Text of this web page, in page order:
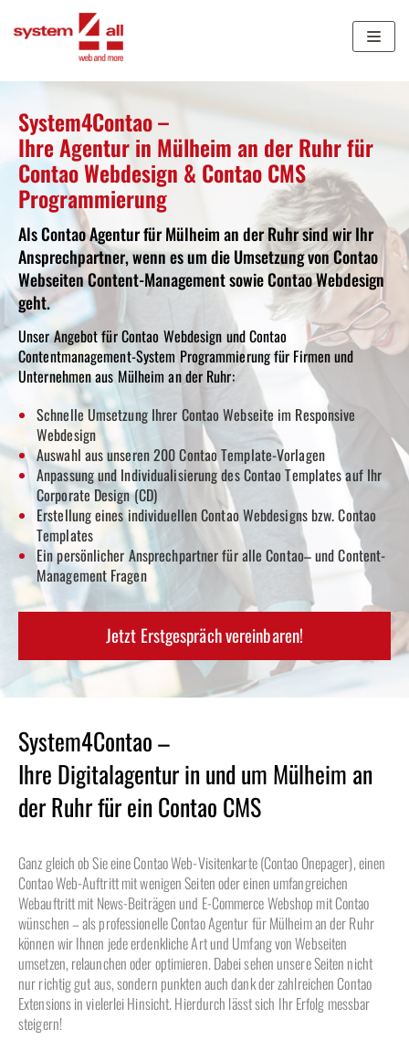
springen
System4Contao –
Ihre Agentur in Mülheim an der Ruhr für
Contao Webdesign & Contao CMS
Programmierung
Als Contao Agentur für Mülheim an der Ruhr sind wir Ihr
Ansprechpartner, wenn es um die Umsetzung von Contao
Webseiten Content-Management sowie Contao Webdesign
geht.
Unser Angebot für Contao Webdesign und Contao
Contentmanagement-System Programmierung für Firmen und
Unternehmen aus Mülheim an der Ruhr:
Schnelle Umsetzung Ihrer Contao Webseite im Responsive
Webdesign
Auswahl aus unseren 200 ContaoTemplate-Vorlagen
Anpassung und Individualisierung des Contao Templates auf Ihr
Corporate Design (CD)
Erstellung eines individuellen ContaoWebdesigns bzw. Contao
Templates
Ein persönlicher Ansprechpartner für alle Contao– und Content-
Management Fragen
Jetzt Erstgespräch vereinbaren!
System4Contao –
Ihre Digitalagentur in und um Mülheim an
der Ruhr für ein Contao CMS
Ganz gleich ob Sie eine Contao Web-Visitenkarte (Contao Onepager), einen
Contao Web-Auftritt mit wenigen Seiten oder einen umfangreichen
Webauftritt mit News-Beiträgen und E-Commerce Webshop mit Contao
wünschen – als professionelle Contao Agentur für Mülheim an der Ruhr
können wir Ihnen jede erdenkliche Art und Umfang von Webseiten
umsetzen, relaunchen oder optimieren. Dabei sehen unsere Seiten nicht
nur richtig gut aus, sondern punkten auch dank der zahlreichen Contao
Extensions in vielerlei Hinsicht. Hierdurch lässt sich Ihr Erfolg messbar
steigern!